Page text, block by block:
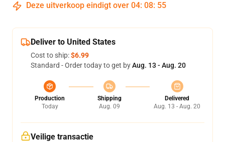
Deze uitverkoop eindigt over 04: 08: 54
Deliver to United States
Cost to ship:$6.99
Standard - Order today to get byAug. 13 - Aug. 20
Production
Today
Shipping
Aug. 09
Delivered
Aug. 13 - Aug. 20
Veilige transactie